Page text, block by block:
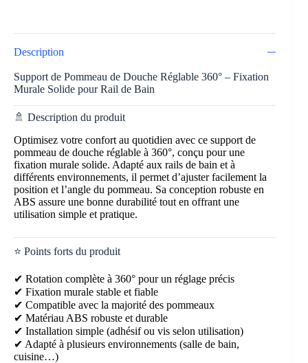
Description
Support de Pommeau de Douche Réglable 360° – Fixation
Murale Solide pour Rail de Bain
🚿 Description du produit
Optimisez votre confort au quotidien avec ce support de
pommeau de douche réglable à 360°, conçu pour une
fixation murale solide. Adapté aux rails de bain et à
différents environnements, il permet d’ajuster facilement la
position et l’angle du pommeau. Sa conception robuste en
ABS assure une bonne durabilité tout en offrant une
utilisation simple et pratique.
⭐ Points forts du produit
✔ Rotation complète à 360° pour un réglage précis
✔ Fixation murale stable et fiable
✔ Compatible avec la majorité des pommeaux
✔ Matériau ABS robuste et durable
✔ Installation simple (adhésif ou vis selon utilisation)
✔ Adapté à plusieurs environnements (salle de bain,
cuisine…)